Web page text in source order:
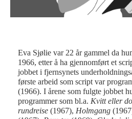
Eva Sjølie var 22 år gammel da
1966, etter å ha gjennomført et
jobbet i fjernsynets
første arbeid som script var
(1966). I årene som fulgte jobbet
programmer som bl.a. Kvitt eller
rundreise (1967), Holmgang